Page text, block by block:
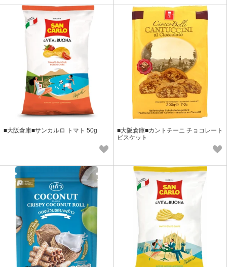
■大阪倉庫■サンカルロ トマト 50g
■大阪倉庫■カントチーニ チョコレート
ビスケット